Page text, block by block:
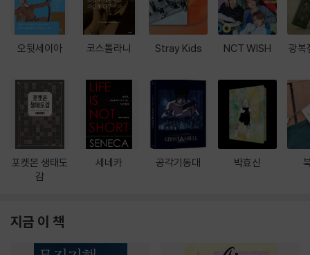
오뒷세이아
포켓몬 생태도
감
코스톨라니
세네카
Stray Kids
공각기동대
NCT WISH
박효신
광복
지금 이 책